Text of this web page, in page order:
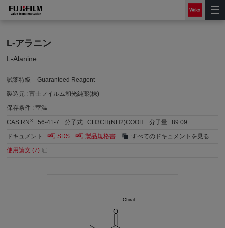
L-アラニン
L-Alanine
試薬特級
Guaranteed Reagent
製造元 :富士フイルム和光純薬(株)
保存条件 :室温
CAS RN® :56-41-7 分子式 :CH3CH(NH2)COOH 分子量 :89.09
ドキュメント :
SDS 製品規格書
すべてのドキュメントを見る
使用論文 (7)